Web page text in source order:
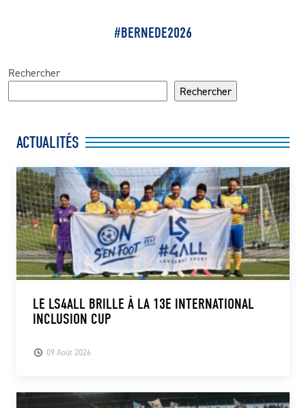
#BERNEDE2026
Rechercher
Rechercher
ACTUALITÉS
09 Août 2026
LE LS4ALL BRILLE À LA 13E INTERNATIONAL
INCLUSION CUP